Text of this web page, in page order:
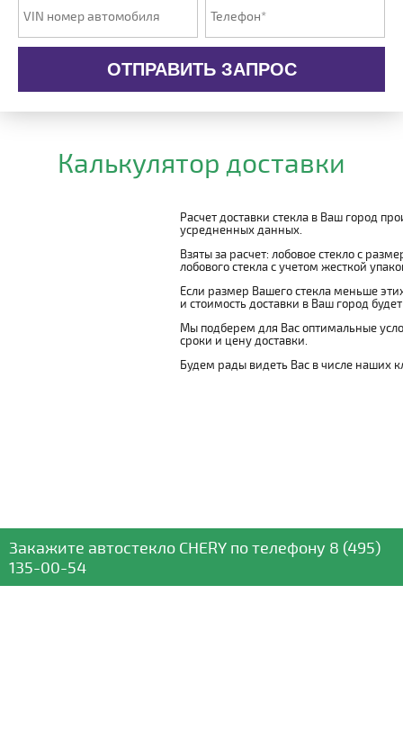
ОТПРАВИТЬ ЗАПРОС
Калькулятор доставки
Расчет доставки стекла в Ваш город
усредненных данных.
Взяты за расчет: лобовое стекло с
лобового стекла с учетом жесткой
Если размер Вашего стекла меньше
и стоимость доставки в Ваш город
Мы подберем для Вас оптимальные
сроки и цену доставки.
Будем рады видеть Вас в числе наших
Закажите автостекло CHERY по телефону 8 (495)
135-00-54